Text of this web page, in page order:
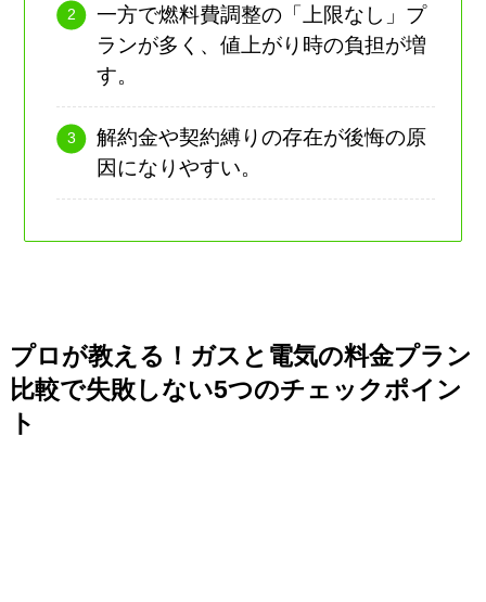
一方で燃料費調整の「上限なし」プ
ランが多く、値上がり時の負担が増
す。
解約金や契約縛りの存在が後悔の原
因になりやすい。
プロが教える！ガスと電気の料金プラン
比較で失敗しない5つのチェックポイン
ト